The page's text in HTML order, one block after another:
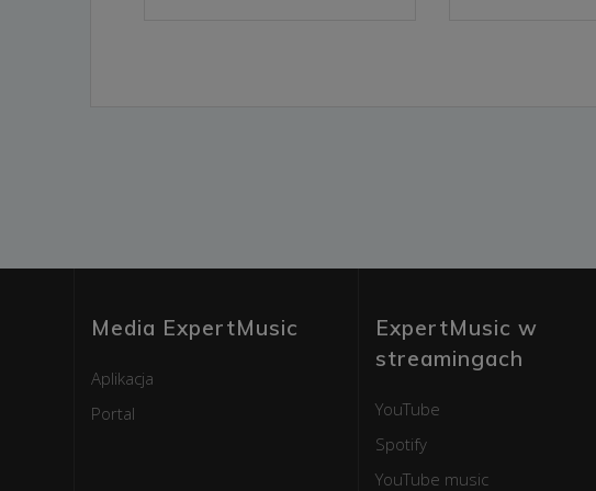
Media ExpertMusic
Aplikacja
Portal
ExpertMusic w
streamingach
YouTube
Spotify
YouTube music